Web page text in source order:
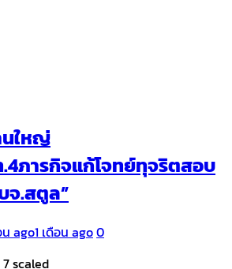
นใหญ่
ภารกิจแก้โจทย์ทุจริตสอบ
จ.สตูล”
น ago1 เดือน ago0